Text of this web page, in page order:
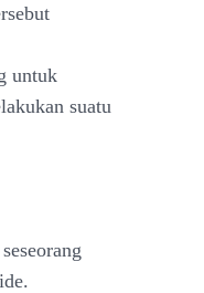
untuk
suatu